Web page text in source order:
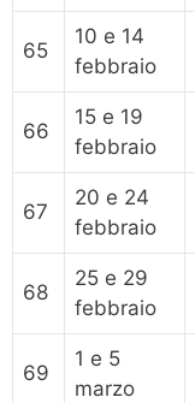
65
10 e 14
febbraio
66
15 e 19
febbraio
67
20 e 24
febbraio
68
25 e 29
febbraio
69
1 e 5
marzo